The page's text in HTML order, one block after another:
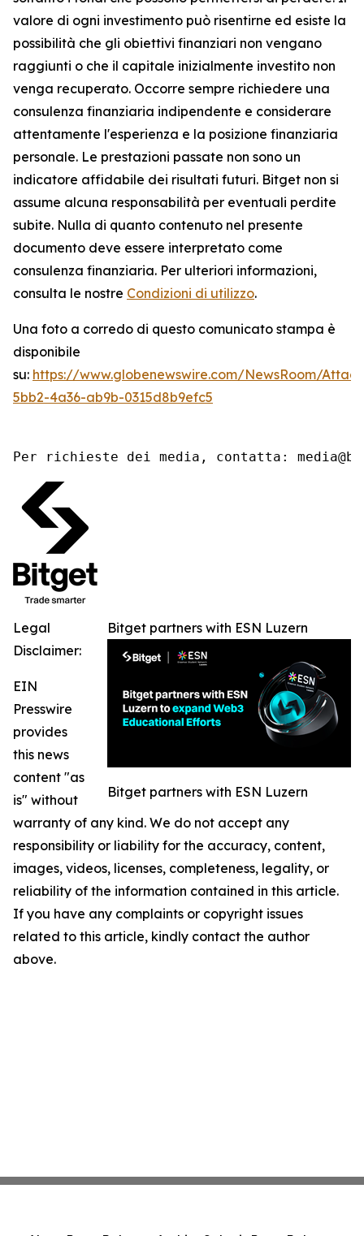
valore di ogni investimento può risentirne ed esiste la
possibilità che gli obiettivi finanziari non vengano
raggiunti o che il capitale inizialmente investito non
venga recuperato. Occorre sempre richiedere una
consulenza finanziaria indipendente e considerare
attentamente l'esperienza e la posizione finanziaria
personale. Le prestazioni passate non sono un
indicatore affidabile dei risultati futuri. Bitget non si
assume alcuna responsabilità per eventuali perdite
subite. Nulla di quanto contenuto nel presente
documento deve essere interpretato come
consulenza finanziaria. Per ulteriori informazioni,
consulta le nostre Condizioni di utilizzo.
Una foto a corredo di questo comunicato stampa è
disponibile
su: https://www.globenewswire.com/NewsRoom/
5bb2-4a36-ab9b-0315d8b9efc5
Per richieste dei media, contatta:
Bitget partners with ESN Luzern
Bitget partners with ESN Luzern
Legal
Disclaimer:
EIN
Presswire
provides
this news
content "as
is" without
warranty of any kind. We do not accept any
responsibility or liability for the accuracy, content,
images, videos, licenses, completeness, legality, or
reliability of the information contained in this article.
If you have any complaints or copyright issues
related to this article, kindly contact the author
above.